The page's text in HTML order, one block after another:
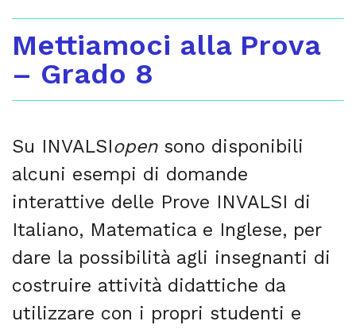
Mettiamoci alla Prova
– Grado 8
Su INVALSIopensono disponibili
alcuni esempi di domande
interattive delle Prove INVALSI di
Italiano, Matematica e Inglese, per
dare la possibilità agli insegnanti di
costruire attività didattiche da
utilizzare con i propri studenti e